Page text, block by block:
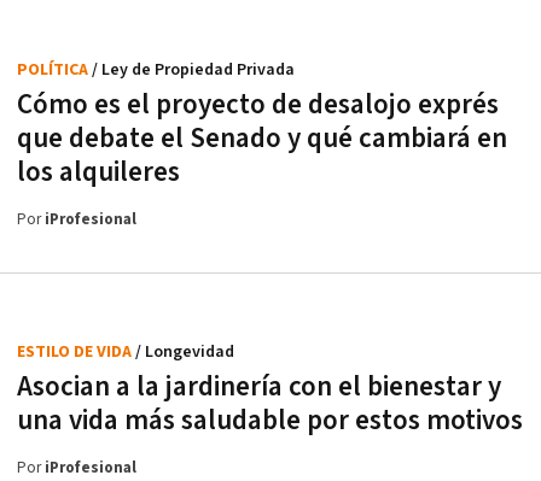
Cómo es el proyecto de desalojo exprés
que debate el Senado y qué cambiará en
los alquileres
POLÍTICA/ Ley de Propiedad Privada
PoriProfesional
Asocian a la jardinería con el bienestar y
una vida más saludable por estos motivos
ESTILO DE VIDA/ Longevidad
PoriProfesional